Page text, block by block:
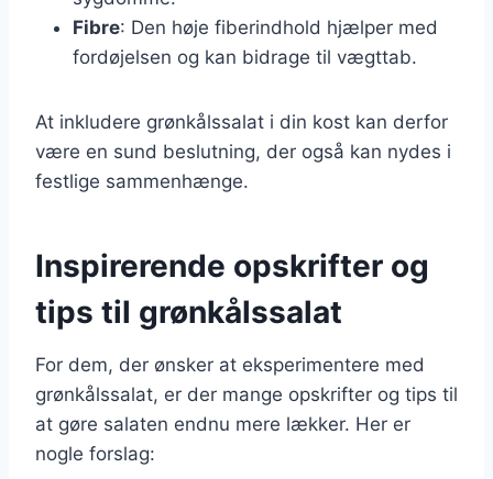
Fibre: Den høje fiberindhold hjælper med
fordøjelsen og kan bidrage til vægttab.
At inkludere grønkålssalat i din kost kan derfor
være en sund beslutning, der også kan nydes i
festlige sammenhænge.
Inspirerende opskrifter og
tips til grønkålssalat
For dem, der ønsker at eksperimentere med
grønkålssalat, er der mange opskrifter og tips til
at gøre salaten endnu mere lækker. Her er
nogle forslag: